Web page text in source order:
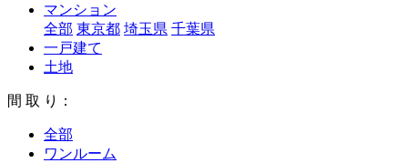
マンション
全部 東京都 埼玉県 千葉県
一戸建て
土地
間 取 り：
全部
ワンルーム